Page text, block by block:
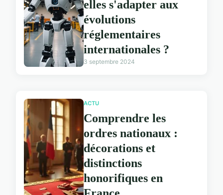
elles s'adapter aux
évolutions
réglementaires
internationales ?
3 septembre 2024
ACTU
Comprendre les
ordres nationaux :
décorations et
distinctions
honorifiques en